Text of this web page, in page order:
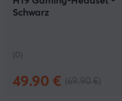
Schwarz
(0)
49.90 €